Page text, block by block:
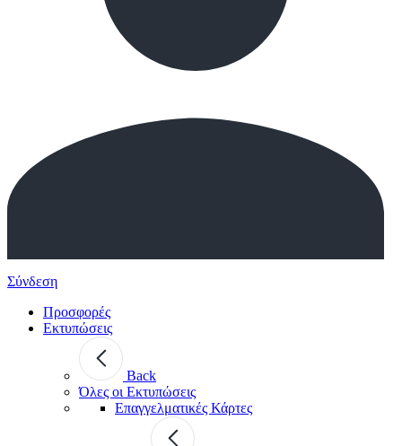
Σύνδεση
Προσφορές
Εκτυπώσεις
Back
Όλες οι Εκτυπώσεις
Επαγγελματικές Κάρτες